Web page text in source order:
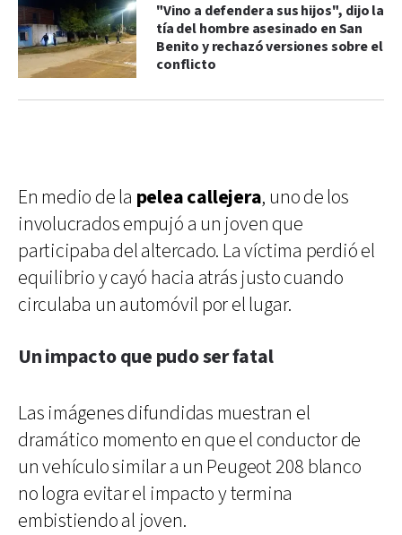
"Vino a defender a sus hijos", dijo la
tía del hombre asesinado en San
Benito y rechazó versiones sobre el
conflicto
En medio de la pelea callejera, uno de los
involucrados empujó a un joven que
participaba del altercado. La víctima perdió el
equilibrio y cayó hacia atrás justo cuando
circulaba un automóvil por el lugar.
Un impacto que pudo ser fatal
Las imágenes difundidas muestran el
dramático momento en que el conductor de
un vehículo similar a un Peugeot 208 blanco
no logra evitar el impacto y termina
embistiendo al joven.